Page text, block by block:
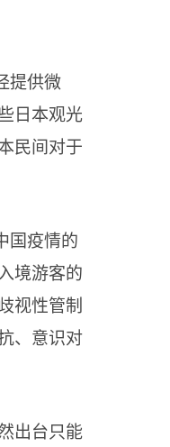
提供微
日本观光
民间对于
国疫情的
境游客的
视性管制
、意识对
出台只能